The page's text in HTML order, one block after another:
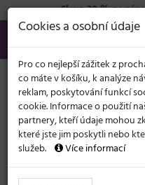
Sleva 20 %na
566 440 099
Po−pá: 8−17
Vše o nákupu
KATEGORIE
MENU
Kosmetické potřeby
Cookies a osobní údaje
Pro co nejlepší zážitek z
co máte v košíku, k analýze
reklam, poskytování funkcí
cookie. Informace o použití
partnery, kteří údaje mohou
které jste jim poskytli nebo
služeb.
Více informací